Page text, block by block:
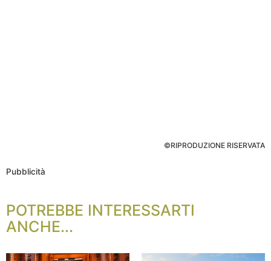
©RIPRODUZIONE RISERVATA
Pubblicità
POTREBBE INTERESSARTI
ANCHE...